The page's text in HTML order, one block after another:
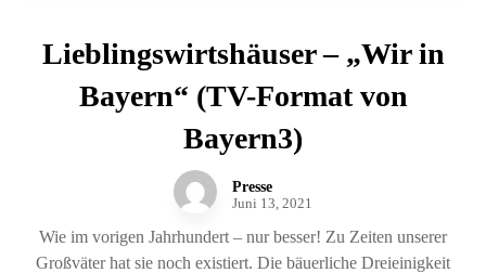
Lieblingswirtshäuser – „Wir in
Bayern“ (TV-Format von
Bayern3)
Presse
Juni 13, 2021
Wie im vorigen Jahrhundert – nur besser! Zu Zeiten unserer
Großväter hat sie noch existiert. Die bäuerliche Dreieinigkeit